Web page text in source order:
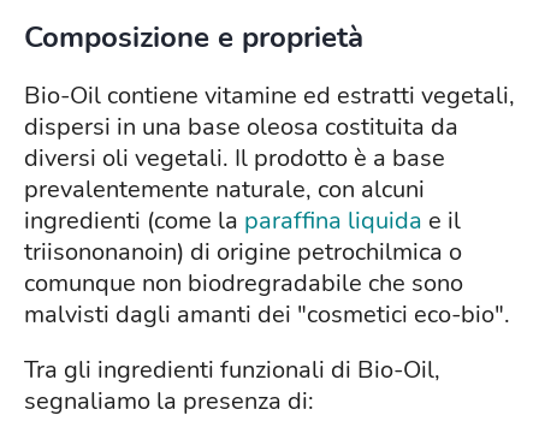
Composizione e proprietà
Bio-Oil contiene vitamine ed estratti vegetali,
dispersi in una base oleosa costituita da
diversi oli vegetali. Il prodotto è a base
prevalentemente naturale, con alcuni
ingredienti (come la paraffina liquida e il
triisononanoin) di origine petrochilmica o
comunque non biodregradabile che sono
malvisti dagli amanti dei "cosmetici eco-bio".
Tra gli ingredienti funzionali di Bio-Oil,
segnaliamo la presenza di: